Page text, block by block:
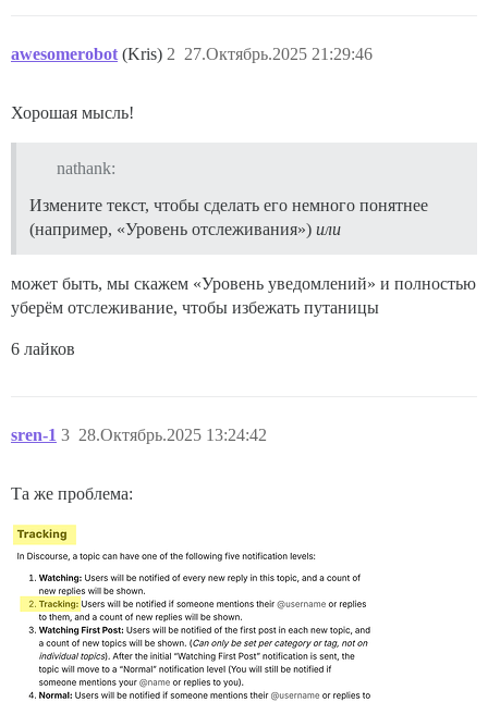
awesomerobot (Kris) 27.Октябрь.2025 21:29:46
2
Хорошая мысль!
nathank:
Измените текст, чтобы сделать его немного понятнее
(например, «Уровень отслеживания») или
может быть, мы скажем «Уровень уведомлений» и полностью
уберём отслеживание, чтобы избежать путаницы
6 лайков
sren-1 28.Октябрь.2025 13:24:42
3
Та же проблема: